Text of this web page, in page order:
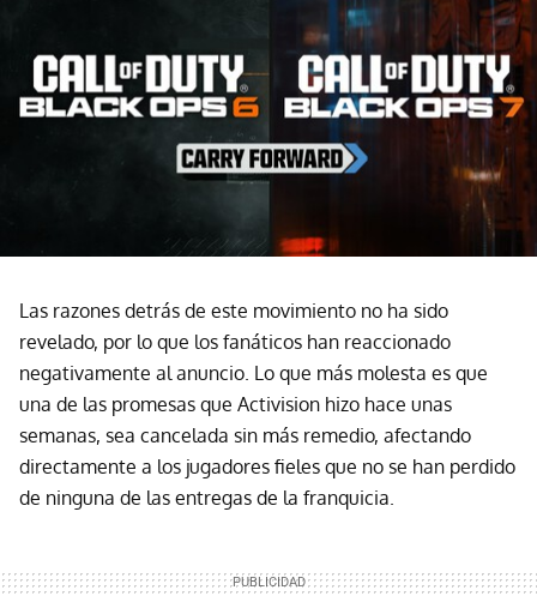
Las razones detrás de este movimiento no ha sido
revelado, por lo que los fanáticos han reaccionado
negativamente al anuncio. Lo que más molesta es que
una de las promesas que Activision hizo hace unas
semanas, sea cancelada sin más remedio, afectando
directamente a los jugadores fieles que no se han perdido
de ninguna de las entregas de la franquicia.